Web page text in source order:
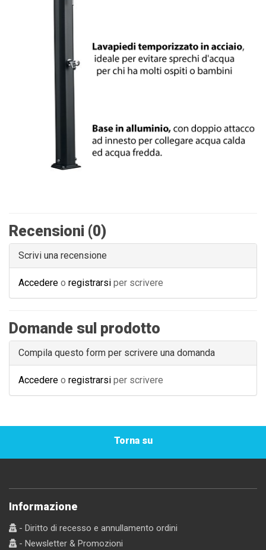
Recensioni (0)
Scrivi una recensione
Accedere o registrarsi per scrivere
Domande sul prodotto
Compila questo form per scrivere una domanda
Accedere o registrarsi per scrivere
Torna su
Informazione
- Diritto di recesso e annullamento ordini
- Newsletter & Promozioni